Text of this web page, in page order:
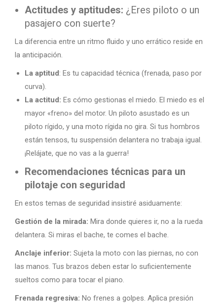
Actitudes y aptitudes: ¿Eres piloto o un
pasajero con suerte?
La diferencia entre un ritmo fluido y uno errático reside en
la anticipación.
La aptitud: Es tu capacidad técnica (frenada, paso por
curva).
La actitud: Es cómo gestionas el miedo. El miedo es el
mayor «freno» del motor. Un piloto asustado es un
piloto rígido, y una moto rígida no gira. Si tus hombros
están tensos, tu suspensión delantera no trabaja igual.
¡Relájate, que no vas a la guerra!
Recomendaciones técnicas para un
pilotaje con seguridad
En estos temas de seguridad insistiré asiduamente:
Gestión de la mirada: Mira donde quieres ir, no a la rueda
delantera. Si miras el bache, te comes el bache.
Anclaje inferior: Sujeta la moto con las piernas, no con
las manos. Tus brazos deben estar lo suficientemente
sueltos como para tocar el piano.
Frenada regresiva: No frenes a golpes. Aplica presión